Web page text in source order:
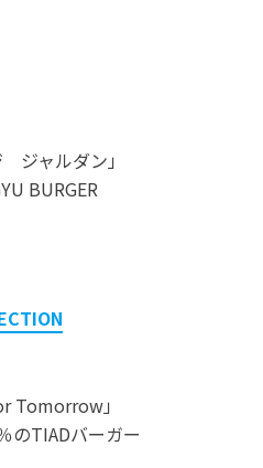
ジャルダン」
BURGER
Tomorrow」
のTIADバーガー